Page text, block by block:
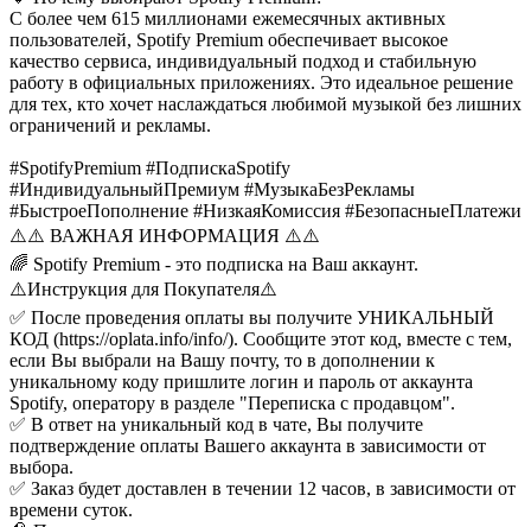
С более чем 615 миллионами ежемесячных активных
пользователей, Spotify Premium обеспечивает высокое
качество сервиса, индивидуальный подход и стабильную
работу в официальных приложениях. Это идеальное решение
для тех, кто хочет наслаждаться любимой музыкой без лишних
ограничений и рекламы.
#SpotifyPremium #ПодпискаSpotify
#ИндивидуальныйПремиум #МузыкаБезРекламы
#БыстроеПополнение #НизкаяКомиссия #БезопасныеПлатежи
⚠️⚠️ ВАЖНАЯ ИНФОРМАЦИЯ ⚠️⚠️
🌈 Spotify Premium - это подписка на Ваш аккаунт.
⚠️Инструкция для Покупателя⚠️
✅ После проведения оплаты вы получите УНИКАЛЬНЫЙ
КОД (https://oplata.info/info/). Сообщите этот код, вместе с тем,
если Вы выбрали на Вашу почту, то в дополнении к
уникальному коду пришлите логин и пароль от аккаунта
Spotify, оператору в разделе "Переписка с продавцом".
✅ В ответ на уникальный код в чате, Вы получите
подтверждение оплаты Вашего аккаунта в зависимости от
выбора.
✅ Заказ будет доставлен в течении 12 часов, в зависимости от
времени суток.